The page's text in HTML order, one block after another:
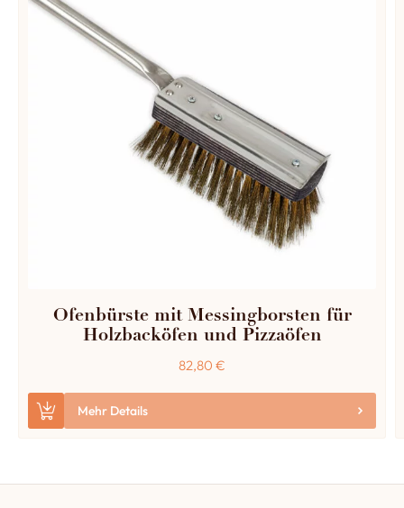
Ofenbürste mit Messingborsten für
Holzbacköfen und Pizzaöfen
82,80 €
Mehr Details